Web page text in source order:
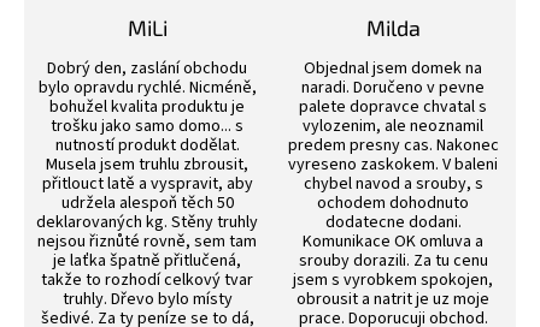
hvězdiček.
MiLi
Hodnocení obchodu je 3 z 5 hvězdiček.
Dobrý den, zaslání obchodu
bylo opravdu rychlé. Nicméně,
bohužel kvalita produktu je
trošku jako samo domo... s
nutností produkt dodělat.
Musela jsem truhlu zbrousit,
přitlouct latě a vyspravit, aby
udržela alespoň těch 50
deklarovaných kg. Stěny truhly
nejsou řiznůté rovně, sem tam
je laťka špatně přitlučená,
takže to rozhodí celkový tvar
truhly. Dřevo bylo místy
šedivé. Za ty peníze se to dá,
Milda
Objednal jsem domek na
naradi. Doručeno v pevne
palete dopravce chvatal s
vylozenim, ale neoznamil
predem presny cas. Nakonec
vyreseno zaskokem. V baleni
chybel navod a srouby, s
ochodem dohodnuto
dodatecne dodani.
Komunikace OK omluva a
srouby dorazili. Za tu cenu
jsem s vyrobkem spokojen,
obrousit a natrit je uz moje
prace. Doporucuji obchod.